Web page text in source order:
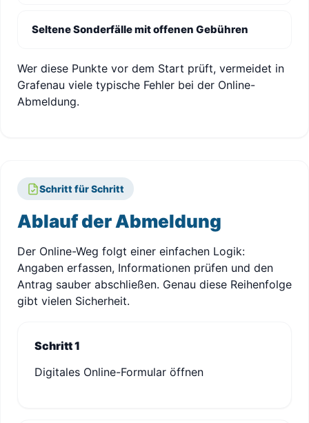
Seltene Sonderfälle mit offenen Gebühren
Wer diese Punkte vor dem Start prüft, vermeidet in
Grafenau viele typische Fehler bei der Online-
Abmeldung.
Schritt für Schritt
Ablauf der Abmeldung
Der Online-Weg folgt einer einfachen Logik:
Angaben erfassen, Informationen prüfen und den
Antrag sauber abschließen. Genau diese Reihenfolge
gibt vielen Sicherheit.
Schritt 1
Digitales Online-Formular öffnen